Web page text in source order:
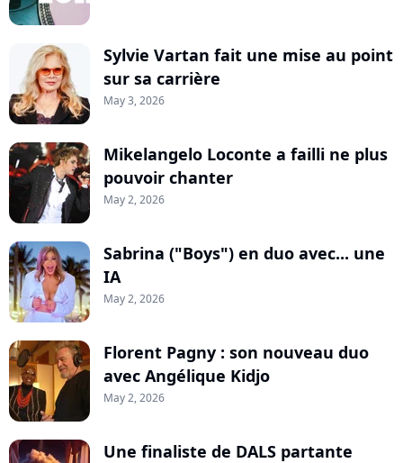
Sylvie Vartan fait une mise au point
sur sa carrière
May 3, 2026
Mikelangelo Loconte a failli ne plus
pouvoir chanter
May 2, 2026
Sabrina ("Boys") en duo avec... une
IA
May 2, 2026
Florent Pagny : son nouveau duo
avec Angélique Kidjo
May 2, 2026
Une finaliste de DALS partante